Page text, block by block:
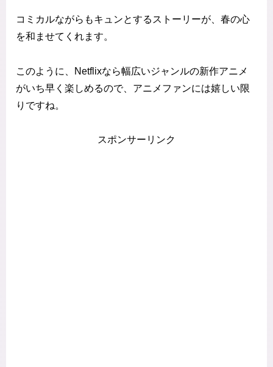
コミカルながらもキュンとするストーリーが、春の心
を和ませてくれます。
このように、Netflixなら幅広いジャンルの新作アニメ
がいち早く楽しめるので、アニメファンには嬉しい限
りですね。
スポンサーリンク